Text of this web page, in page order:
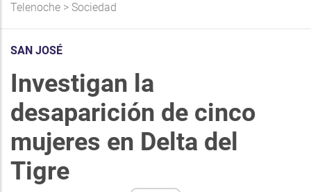
Telenoche > Sociedad
SAN JOSÉ
Investigan la
desaparición de cinco
mujeres en Delta del
Tigre